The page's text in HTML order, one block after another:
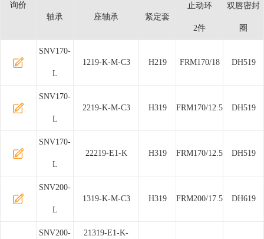
询价
轴承 座轴承 紧定套
止动环
2件
双唇密封
圈
SNV170-
L
1219-K-M-C3 H219 FRM170/18 DH519
SNV170-
L
2219-K-M-C3 H319 FRM170/12.5 DH519
SNV170-
L
22219-E1-K H319 FRM170/12.5 DH519
SNV200-
L
1319-K-M-C3 H319 FRM200/17.5 DH619
SNV200- 21319-E1-K-